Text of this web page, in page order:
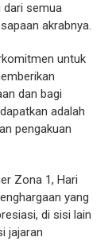
dari semua
akrabnya.
untuk
dan bagi
adalah
pengakuan
Zona 1, Hari
yang
di sisi lain
jajaran